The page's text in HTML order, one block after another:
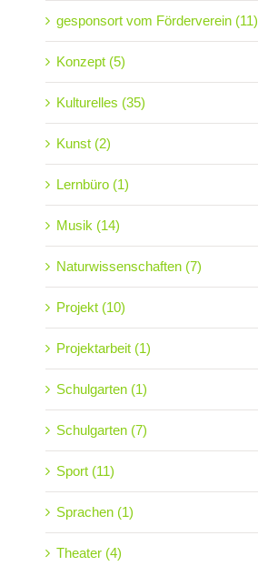
gesponsort vom Förderverein (11)
Konzept (5)
Kulturelles (35)
Kunst (2)
Lernbüro (1)
Musik (14)
Naturwissenschaften (7)
Projekt (10)
Projektarbeit (1)
Schulgarten (1)
Schulgarten (7)
Sport (11)
Sprachen (1)
Theater (4)